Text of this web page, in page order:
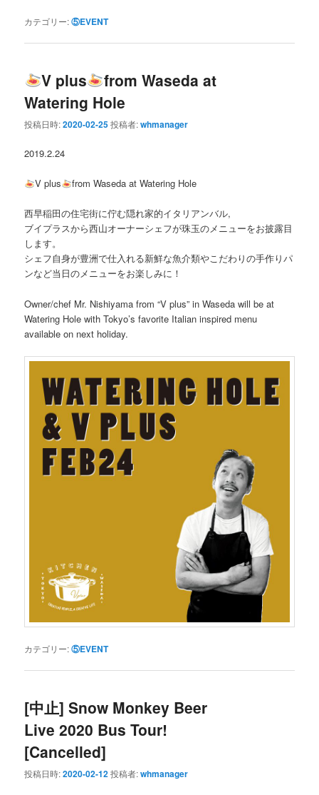
カテゴリー:⑤EVENT
V plus
from Waseda at
Watering Hole
投稿日時:2020-02-25投稿者:whmanager
2019.2.24
V plus from Waseda at Watering Hole
西早稲田の住宅街に佇む隠れ家的イタリアンバル,
ブイプラスから西山オーナーシェフが珠玉のメニューをお披露目
します。
シェフ自身が豊洲で仕入れる新鮮な魚介類やこだわりの手作りパ
ンなど当日のメニューをお楽しみに！
Owner/chef Mr. Nishiyama from “V plus” in Waseda will be at
Watering Hole with Tokyo’s favorite Italian inspired menu
available on next holiday.
カテゴリー:⑤EVENT
[中止] Snow Monkey Beer
Live 2020 Bus Tour!
[Cancelled]
投稿日時:2020-02-12投稿者:whmanager